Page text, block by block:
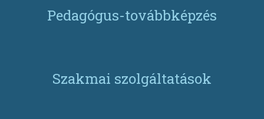
Pedagógus-továbbképzés
Szakmai szolgáltatások